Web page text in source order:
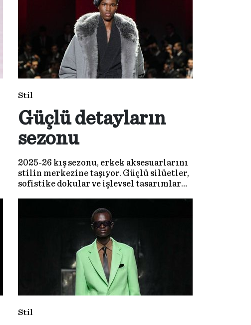
Stil
Güçlü detayların
sezonu
2025-26 kış sezonu, erkek aksesuarlarını
stilin merkezine taşıyor. Güçlü silüetler,
sofistike dokular ve işlevsel tasarımlar
Stil